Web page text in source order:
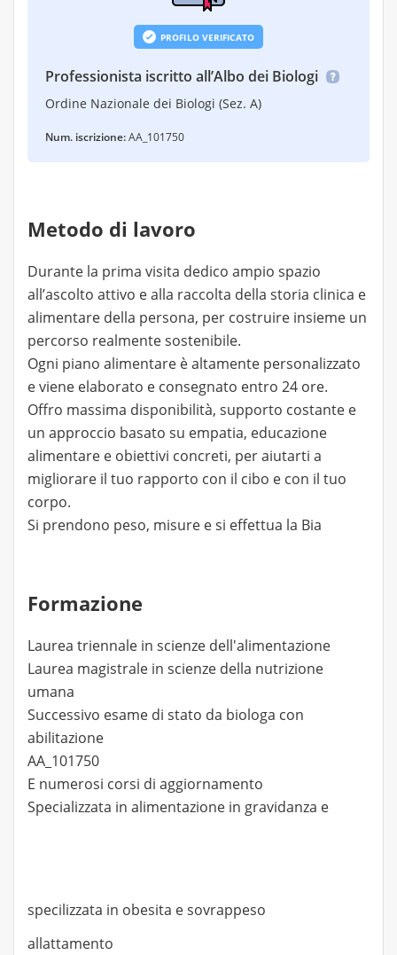
PROFILO VERIFICATO
Professionista iscritto all’Albo dei Biologi
Ordine Nazionale dei Biologi (Sez. A)
Num. iscrizione:AA_101750
Metodo di lavoro
Durante la prima visita dedico ampio spazio
all’ascolto attivo e alla raccolta della storia clinica e
alimentare della persona, per costruire insieme un
percorso realmente sostenibile.
Ogni piano alimentare è altamente personalizzato
e viene elaborato e consegnato entro 24 ore.
Offro massima disponibilità, supporto costante e
un approccio basato su empatia, educazione
alimentare e obiettivi concreti, per aiutarti a
migliorare il tuo rapporto con il cibo e con il tuo
corpo.
Si prendono peso, misure e si effettua la Bia
Formazione
Laurea triennale in scienze dell'alimentazione
Laurea magistrale in scienze della nutrizione
umana
Successivo esame di stato da biologa con
abilitazione
AA_101750
E numerosi corsi di aggiornamento
Specializzata in alimentazione in gravidanza e
specilizzata in obesita e sovrappeso
allattamento